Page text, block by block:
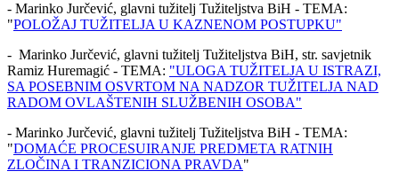
- Marinko Jurčević, glavni tužitelj Tužiteljstva BiH - TEMA:
"POLOŽAJ TUŽITELJA U KAZNENOM POSTUPKU"
- Marinko Jurčević, glavni tužitelj Tužiteljstva BiH, str. savjetnik
Ramiz Huremagić - TEMA: "ULOGA TUŽITELJA U ISTRAZI,
SA POSEBNIM OSVRTOM NA NADZOR TUŽITELJA NAD
RADOM OVLAŠTENIH SLUŽBENIH OSOBA"
- Marinko Jurčević, glavni tužitelj Tužiteljstva BiH - TEMA:
"DOMAĆE PROCESUIRANJE PREDMETA RATNIH
ZLOČINA I TRANZICIONA PRAVDA"